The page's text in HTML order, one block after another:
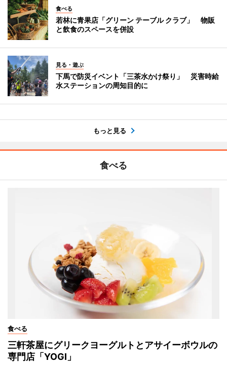
食べる
若林に青果店「グリーン テーブル クラブ」 物販
と飲食のスペースを併設
見る・遊ぶ
下馬で防災イベント「三茶水かけ祭り」 災害時給
水ステーションの周知目的に
もっと見る
食べる
食べる
三軒茶屋にグリークヨーグルトとアサイーボウルの
専門店「YOGI」